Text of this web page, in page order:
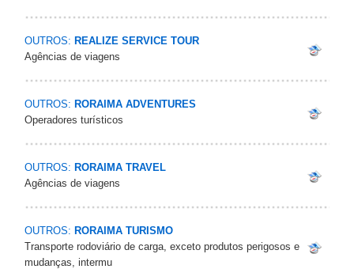
OUTROS: REALIZE SERVICE TOUR
Agências de viagens
OUTROS: RORAIMA ADVENTURES
Operadores turísticos
OUTROS: RORAIMA TRAVEL
Agências de viagens
OUTROS: RORAIMA TURISMO
Transporte rodoviário de carga, exceto produtos perigosos e
mudanças, intermu